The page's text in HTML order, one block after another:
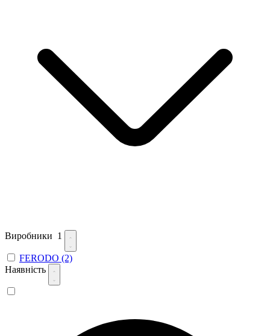
Виробники 1
FERODO (2)
Наявність